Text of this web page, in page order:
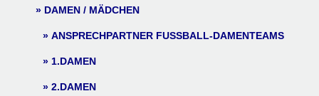
DAMEN / MÄDCHEN
ANSPRECHPARTNER FUSSBALL-DAMENTEAMS
1.DAMEN
2.DAMEN